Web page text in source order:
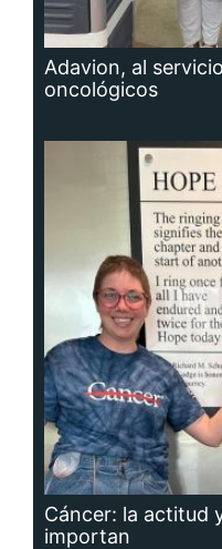
Adavion, al
oncológicos
Cáncer: la actitud
importan